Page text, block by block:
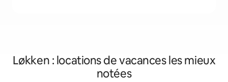
Løkken : locations de vacances les mieux
notées